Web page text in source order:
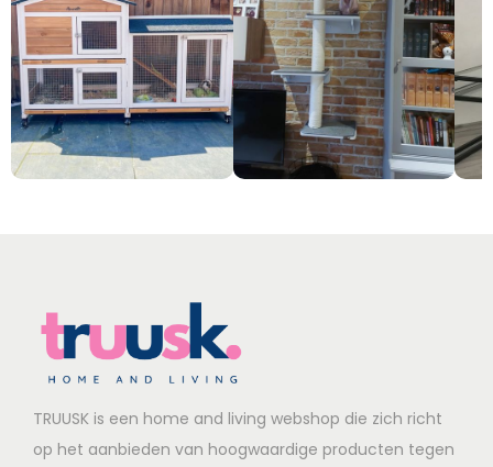
TRUUSK is een home and living webshop die zich richt
op het aanbieden van hoogwaardige producten tegen